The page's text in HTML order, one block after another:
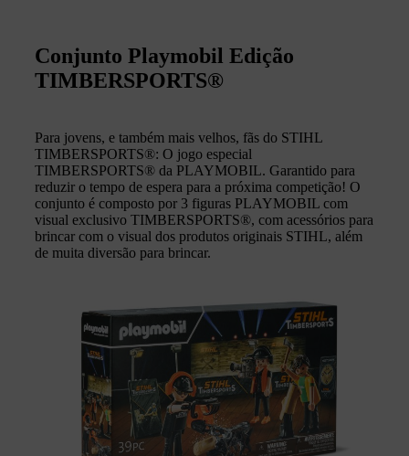
Conjunto Playmobil Edição
TIMBERSPORTS®
Para jovens, e também mais velhos, fãs do STIHL
TIMBERSPORTS®: O jogo especial
TIMBERSPORTS® da PLAYMOBIL. Garantido para
reduzir o tempo de espera para a próxima competição! O
conjunto é composto por 3 figuras PLAYMOBIL com
visual exclusivo TIMBERSPORTS®, com acessórios para
brincar com o visual dos produtos originais STIHL, além
de muita diversão para brincar.